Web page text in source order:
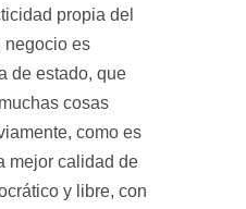
propia del
negocio es
de estado, que
cosas
como es
mejor calidad de
y libre, con